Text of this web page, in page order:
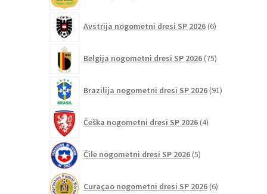
Avstrija nogometni dresi SP 2026 6izdelkov
Belgija nogometni dresi SP 2026 75izdelkov
Brazilija nogometni dresi SP 2026 91izdelkov
Češka nogometni dresi SP 2026 4izdelki
Čile nogometni dresi SP 2026 5izdelkov
Curaçao nogometni dresi SP 2026 6izdelkov